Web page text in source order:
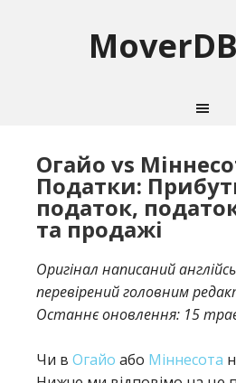
Огайо vs
Податки:
податок,
та продажі
Оригінал написаний
перевірений головним
Останнє оновлення: 15
Чи в Огайо або Міннесота